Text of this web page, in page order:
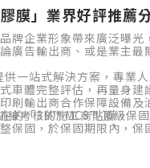
膜」業界好評推薦
牌企業形象帶來廣泛曝光
廣告輸出商、或是業主最
一站式解決方案，專業
車體完整評估，再量身建
刷輸出商合作保障設備及
練考核的施工商貼膜。
的「3M™ MCS™ 頂級保
保固，於保固期限內，保